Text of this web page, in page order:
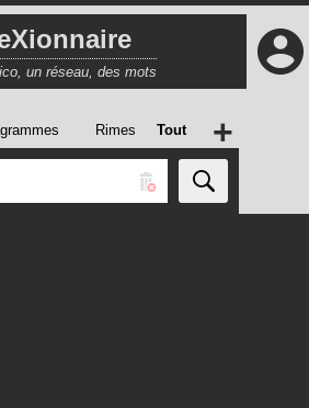
un réseau, des mots
Rimes Tout +